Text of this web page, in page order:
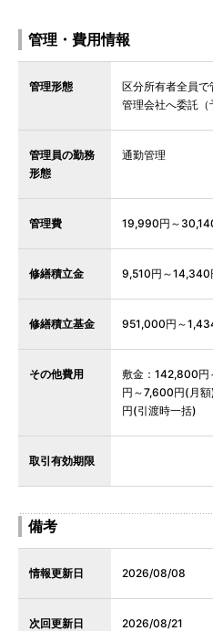
管理・費用情報
管理形態
区分所有者全員で
管理会社へ委託（
管理員の勤務
形態
通勤管理
管理費 19,990円～
修繕積立金 9,510円～14,340
修繕積立基金 951,000円～
その他費用
敷金：142,800円
円～7,600円(月
円(引渡時一括)
取引有効期限
備考
情報更新日 2026/08/08
次回更新日 2026/08/21